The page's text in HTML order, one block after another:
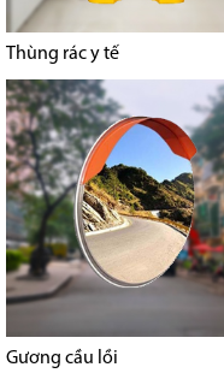
Thùng rác y tế
Gương cầu lồi